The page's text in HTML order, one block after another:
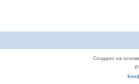
Создано на